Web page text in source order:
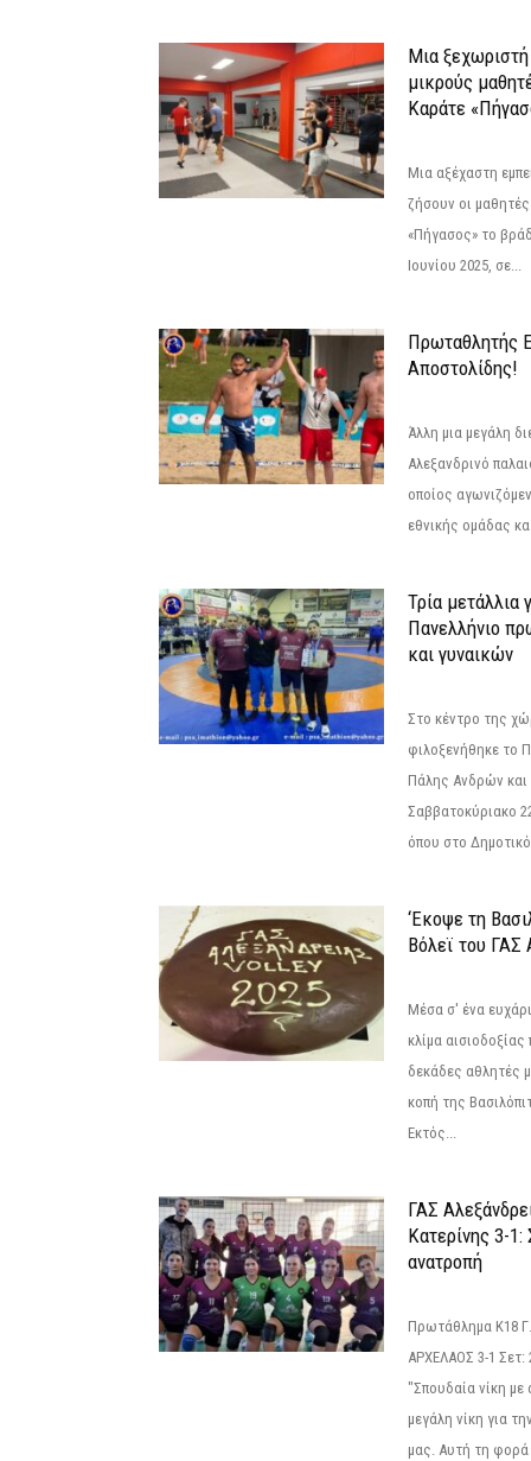
Μια ξεχωριστή
μικρούς
Καράτε
Μια αξέχαστη
ζήσουν οι
«Πήγασος» το
Ιουνίου 2025, σε...
Πρωταθλητής
Αποστολίδης!
Άλλη μια μεγάλη
Αλεξανδρινό
οποίος
εθνικής ομάδας
Τρία μετάλλια
Πανελλήνιο
και γυναικών
Στο κέντρο της
φιλοξενήθηκε το
Πάλης Ανδρών και
Σαββατοκύριακο
όπου στο
‘Εκοψε τη
Βόλεϊ του ΓΑΣ
Μέσα σ' ένα
κλίμα
δεκάδες αθλητές
κοπή της
Εκτός...
ΓΑΣ
Κατερίνης 3-1:
ανατροπή
Πρωτάθλημα Κ18
ΑΡΧΕΛΑΟΣ 3-1 Σετ:
"Σπουδαία νίκη
μεγάλη νίκη για
μας. Αυτή τη φορά